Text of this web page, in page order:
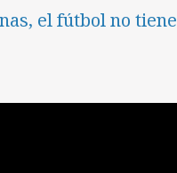
el fútbol no tiene